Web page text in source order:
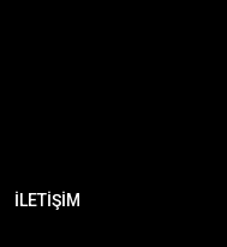
İLETİŞİM